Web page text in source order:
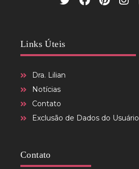
Links Úteis
Dra. Lilian
Notícias
Contato
Exclusão de Dados do Usuário
Contato